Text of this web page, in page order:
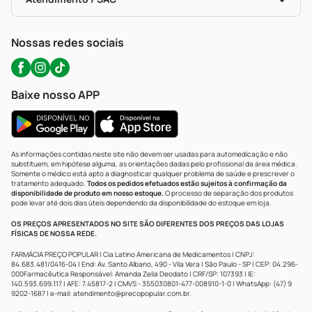
WhatsApp (47) 9202-1687
Nossas redes sociais
Baixe nosso APP
As informações contidas neste site não devem ser usadas para automedicação e não
substituem, em hipótese alguma, as orientações dadas pelo profissional da área médica.
Somente o médico está apto a diagnosticar qualquer problema de saúde e prescrever o
tratamento adequado. Todos os pedidos efetuados estão sujeitos à confirmação da
disponibilidade de produto em nosso estoque.O processo de separação dos produtos
pode levar até dois dias úteis dependendo da disponibilidade do estoque em loja.
OS PREÇOS APRESENTADOS NO SITE SÃO DIFERENTES DOS PREÇOS DAS LOJAS
FÍSICAS DE NOSSA REDE.
FARMÁCIA PREÇO POPULAR | Cia Latino Americana de Medicamentos | CNPJ:
84.683.481/0416-04 | End: Av. Santo Albano, 490 - Vila Vera | São Paulo - SP | CEP: 04.296-
000Farmacêutica Responsável: Amanda Zelia Deodato | CRF/SP: 107393 | IE:
140.593.699.117 | AFE: 7.45817-2 | CMVS - 355030801-477-008910-1-0 | WhatsApp: (47) 9
9202-1687 | e-mail: atendimento@precopopular.com.br.